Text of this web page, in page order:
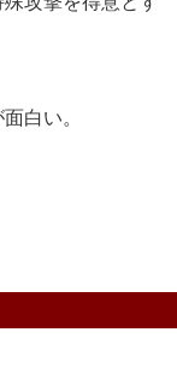
白い。